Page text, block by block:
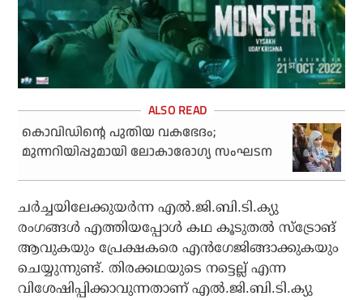
കൊവിഡിന്റെ പുതിയ വകഭേദം;
മുന്നറിയിപ്പുമായി ലോകാരോഗ്യ സംഘടന
ചര്‍ച്ചയിലേക്കുയര്‍ന്ന എല്‍.ജി.ബി.ടി.ക്യു
രംഗങ്ങള്‍ എത്തിയപ്പോള്‍ കഥ കൂടുതല്‍ സ്‌ട്രോങ്
ആവുകയും പ്രേക്ഷകരെ എന്‍ഗേജിങ്ങാക്കുകയും
ചെയ്യുന്നുണ്ട്. തിരക്കഥയുടെ നട്ടെല്ല് എന്ന
വിശേഷിപ്പിക്കാവുന്നതാണ് എല്‍.ജി.ബി.ടി.ക്യു